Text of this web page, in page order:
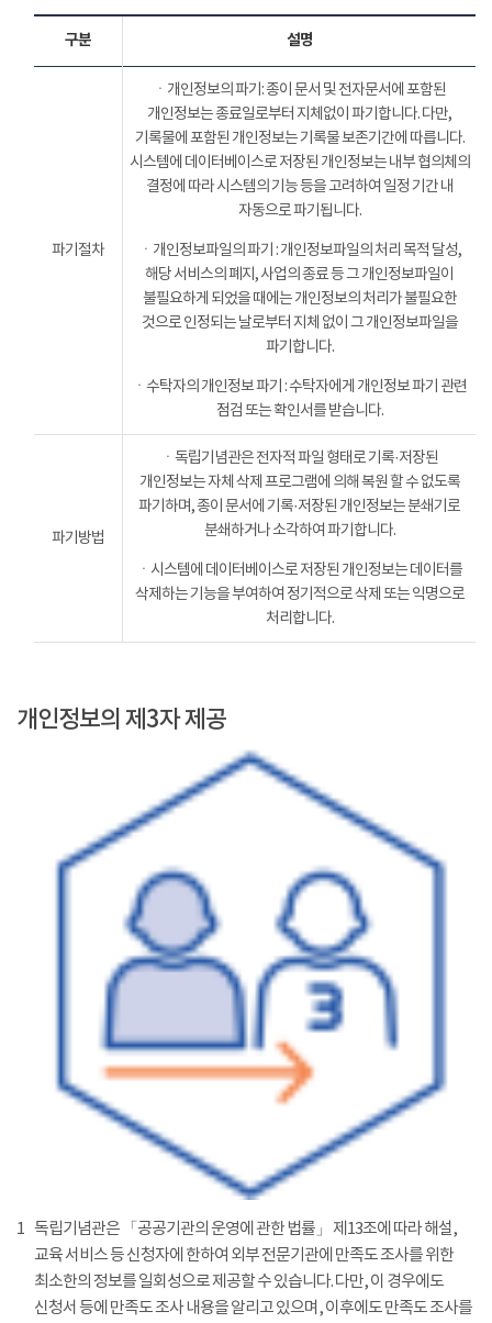
구분 설명
파기절차
ㆍ개인정보의 파기: 종이 문서 및 전자문서에 포함된
개인정보는 종료일로부터 지체없이 파기합니다. 다만,
기록물에 포함된 개인정보는 기록물 보존기간에 따릅니다.
시스템에 데이터베이스로 저장된 개인정보는 내부 협의체의
결정에 따라 시스템의 기능 등을 고려하여 일정 기간 내
자동으로 파기됩니다.
ㆍ개인정보파일의 파기 : 개인정보파일의 처리 목적 달성,
해당 서비스의 폐지, 사업의 종료 등 그 개인정보파일이
불필요하게 되었을 때에는 개인정보의 처리가 불필요한
것으로 인정되는 날로부터 지체 없이 그 개인정보파일을
파기합니다.
ㆍ수탁자의 개인정보 파기 : 수탁자에게 개인정보 파기 관련
점검 또는 확인서를 받습니다.
파기방법
ㆍ독립기념관은 전자적 파일 형태로 기록·저장된
개인정보는 자체 삭제 프로그램에 의해 복원 할 수 없도록
파기하며, 종이 문서에 기록·저장된 개인정보는 분쇄기로
분쇄하거나 소각하여 파기합니다.
ㆍ시스템에 데이터베이스로 저장된 개인정보는 데이터를
삭제하는 기능을 부여하여 정기적으로 삭제 또는 익명으로
처리합니다.
개인정보의 제3자 제공
1 독립기념관은 「공공기관의 운영에 관한 법률」 제13조에 따라 해설,
교육 서비스 등 신청자에 한하여 외부 전문기관에 만족도 조사를 위한
최소한의 정보를 일회성으로 제공할 수 있습니다. 다만, 이 경우에도
신청서 등에 만족도 조사 내용을 알리고 있으며, 이후에도 만족도 조사를